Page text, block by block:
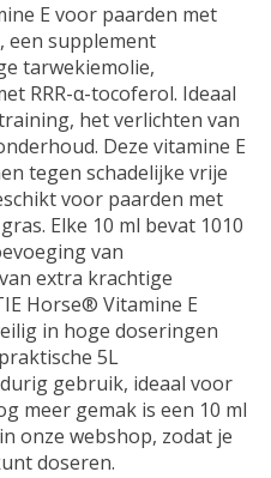
E voor paarden met
een supplement
tarwekiemolie,
RRR-α-tocoferol. Ideaal
het verlichten van
Deze vitamine E
tegen schadelijke vrije
voor paarden met
Elke 10 ml bevat 1010
van
extra krachtige
Horse® Vitamine E
in hoge doseringen
5L
gebruik, ideaal voor
meer gemak is een 10 ml
onze webshop, zodat je
doseren.